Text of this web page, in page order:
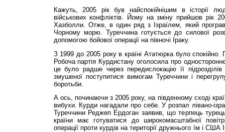
Кажуть, 2005 рік був найспокійнішим в історії
військових конфліктів. Йому на зміну прийшов рік
Хазболли. Отже, в один ряд з Ізраїлем, який
Чорному морю. Туреччина готується до силової
допомогою бойової операції на півночі Іраку.
З 1999 до 2005 року в країні Ататюрка було спокійно.
Робоча партія Курдистану оголосила про
це було радше через передислокацію її підрозділів
змушеної поступитися вимогам Туреччини і
боротьби.
А ось, починаючи з 2005 року, на південному сході
вибухи. Курди нагадали про себе. У розпал лівано-
Туреччини Реджеп Ердоган заявив, що терпець
країни має готуватися до широкомасштабної
операції проти курдів на території дружнього їм і